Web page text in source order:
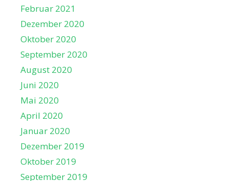
Februar 2021
Dezember 2020
Oktober 2020
September 2020
August 2020
Juni 2020
Mai 2020
April 2020
Januar 2020
Dezember 2019
Oktober 2019
September 2019